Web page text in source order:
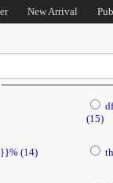
New Arrival
(15)
%={{={@{#{${dfb}}% (14)